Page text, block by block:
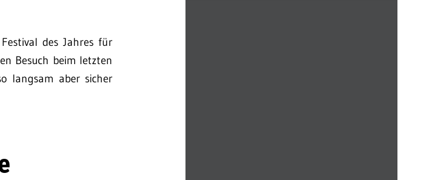
des Jahres für
Besuch beim letzten
langsam aber sicher